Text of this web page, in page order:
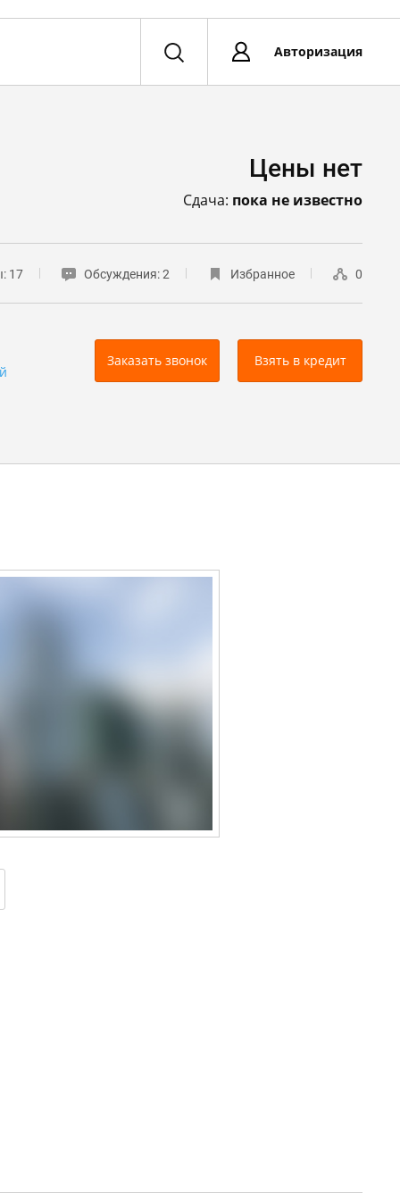
Авторизация
Цены нет
Сдача: пока не известно
0
Избранное
Обсуждения:2
17
Заказать звонок Взять в кредит